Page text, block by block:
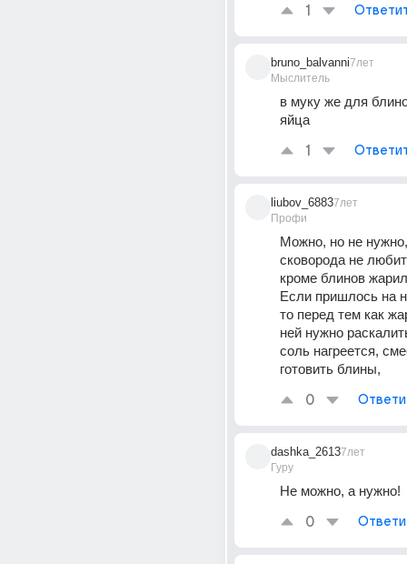
1
bruno_balvanni
Мыслитель
7лет
в муку же для
яйца
1
liubov_6883
Профи
7лет
Можно, но не
сковорода не
кроме блинов
Если пришлось на
то перед тем как
ней нужно
соль нагреется,
готовить блины,
0
dashka_2613
Гуру
7лет
Не можно, а нужно!
0